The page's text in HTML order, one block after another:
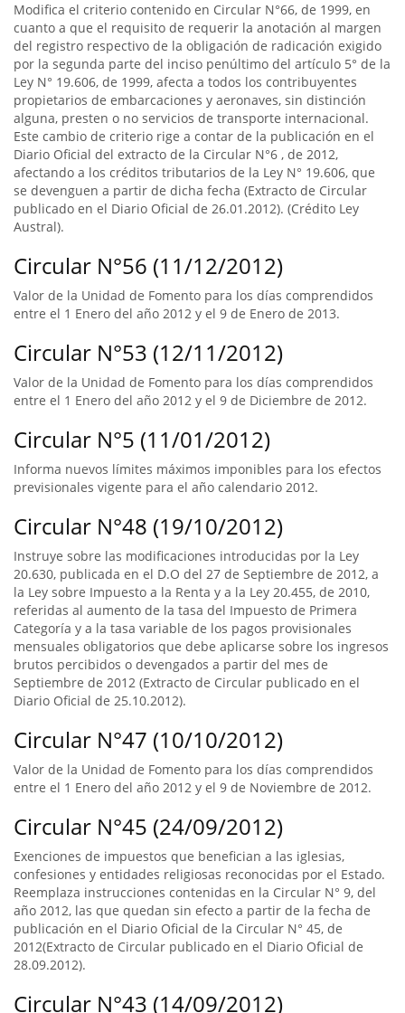
Modifica el criterio contenido en Circular N°66, de 1999, en
cuanto a que el requisito de requerir la anotación al margen
del registro respectivo de la obligación de radicación exigido
por la segunda parte del inciso penúltimo del artículo 5° de la
Ley N° 19.606, de 1999, afecta a todos los contribuyentes
propietarios de embarcaciones y aeronaves, sin distinción
alguna, presten o no servicios de transporte internacional.
Este cambio de criterio rige a contar de la publicación en el
Diario Oficial del extracto de la Circular N°6 , de 2012,
afectando a los créditos tributarios de la Ley N° 19.606, que
se devenguen a partir de dicha fecha (Extracto de Circular
publicado en el Diario Oficial de 26.01.2012). (Crédito Ley
Austral).
Circular N°56 (11/12/2012)
Valor de la Unidad de Fomento para los días comprendidos
entre el 1 Enero del año 2012 y el 9 de Enero de 2013.
Circular N°53 (12/11/2012)
Valor de la Unidad de Fomento para los días comprendidos
entre el 1 Enero del año 2012 y el 9 de Diciembre de 2012.
Circular N°5 (11/01/2012)
Informa nuevos límites máximos imponibles para los efectos
previsionales vigente para el año calendario 2012.
Circular N°48 (19/10/2012)
Instruye sobre las modificaciones introducidas por la Ley
20.630, publicada en el D.O del 27 de Septiembre de 2012, a
la Ley sobre Impuesto a la Renta y a la Ley 20.455, de 2010,
referidas al aumento de la tasa del Impuesto de Primera
Categoría y a la tasa variable de los pagos provisionales
mensuales obligatorios que debe aplicarse sobre los ingresos
brutos percibidos o devengados a partir del mes de
Septiembre de 2012 (Extracto de Circular publicado en el
Diario Oficial de 25.10.2012).
Circular N°47 (10/10/2012)
Valor de la Unidad de Fomento para los días comprendidos
entre el 1 Enero del año 2012 y el 9 de Noviembre de 2012.
Circular N°45 (24/09/2012)
Exenciones de impuestos que benefician a las iglesias,
confesiones y entidades religiosas reconocidas por el Estado.
Reemplaza instrucciones contenidas en la Circular N° 9, del
año 2012, las que quedan sin efecto a partir de la fecha de
publicación en el Diario Oficial de la Circular N° 45, de
2012(Extracto de Circular publicado en el Diario Oficial de
28.09.2012).
Circular N°43 (14/09/2012)